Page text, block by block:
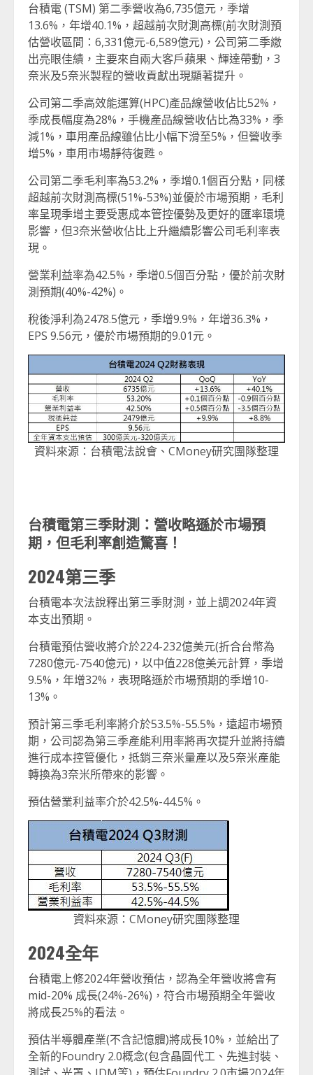
台積電 (TSM) 第二季營收為6,735億元，季增
13.6%，年增40.1%，超越前次財測高標(前次財測預
估營收區間：6,331億元-6,589億元)，公司第二季繳
出亮眼佳績，主要來自兩大客戶蘋果、輝達帶動，3
奈米及5奈米製程的營收貢獻出現顯著提升。
公司第二季高效能運算(HPC)產品線營收佔比52%，
季成長幅度為28%，手機產品線營收佔比為33%，季
減1%，車用產品線雖佔比小幅下滑至5%，但營收季
增5%，車用市場靜待復甦。
公司第二季毛利率為53.2%，季增0.1個百分點，同樣
超越前次財測高標(51%-53%)並優於市場預期，毛利
率呈現季增主要受惠成本管控優勢及更好的匯率環境
影響，但3奈米營收佔比上升繼續影響公司毛利率表
現。
營業利益率為42.5%，季增0.5個百分點，優於前次財
測預期(40%-42%)。
稅後淨利為2478.5億元，季增9.9%，年增36.3%，
EPS 9.56元，優於市場預期的9.01元。
資料來源：台積電法說會、CMoney研究團隊整理
台積電第三季財測：營收略遜於市場預
期，但毛利率創造驚喜！
2024第三季
台積電本次法說釋出第三季財測，並上調2024年資
本支出預期。
台積電預估營收將介於224-232億美元(折合台幣為
7280億元-7540億元)，以中值228億美元計算，季增
9.5%，年增32%，表現略遜於市場預期的季增10-
13%。
預計第三季毛利率將介於53.5%-55.5%，遠超市場預
期，公司認為第三季產能利用率將再次提升並將持續
進行成本控管優化，抵銷三奈米量產以及5奈米產能
轉換為3奈米所帶來的影響。
預估營業利益率介於42.5%-44.5%。
資料來源：CMoney研究團隊整理
2024全年
台積電上修2024年營收預估，認為全年營收將會有
mid-20% 成長(24%-26%)，符合市場預期全年營收
將成長25%的看法。
預估半導體產業(不含記憶體)將成長10%，並給出了
全新的Foundry 2.0概念(包含晶圓代工、先進封裝、